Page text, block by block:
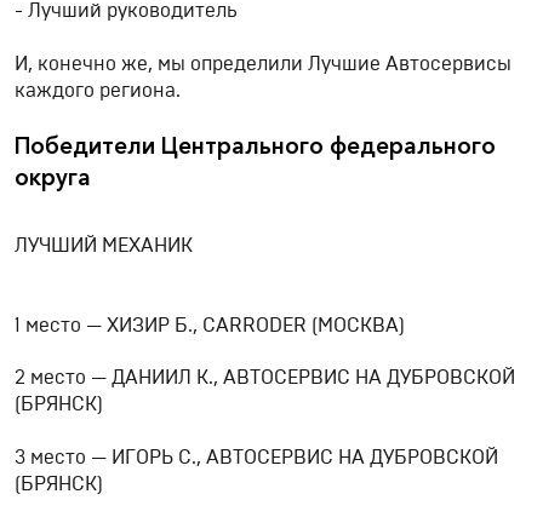
- Лучший руководитель
И, конечно же, мы определили Лучшие Автосервисы
каждого региона.
Победители Центрального федерального
округа
ЛУЧШИЙ МЕХАНИК
1 место — ХИЗИР Б., CARRODER (МОСКВА)
2 место — ДАНИИЛ К., АВТОСЕРВИС НА ДУБРОВСКОЙ
(БРЯНСК)
3 место — ИГОРЬ С., АВТОСЕРВИС НА ДУБРОВСКОЙ
(БРЯНСК)